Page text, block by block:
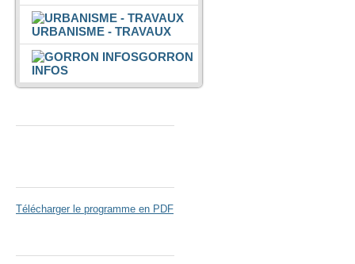
URBANISME - TRAVAUX
GORRON
INFOS
Télécharger le programme en PDF